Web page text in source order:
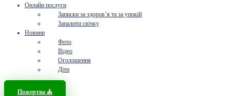
Онлайн послуги
Записки за здоров’я та за упокій
Запалити свічку
Новини
Фото
Відео
Оголошення
Діти
Пожертва ⛪️